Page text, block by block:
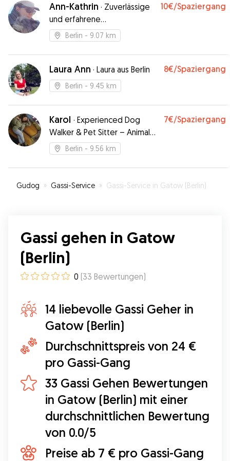
Ann-Kathrin · Zuverlässige
und erfahrene
Hundeausführerin in Berlin
10€/Spaziergang
Berlin - 9.07 km
Laura Ann · Laura aus Berlin 8€/Spaziergang
Berlin - 9.45 km
Karol · Experienced Dog
Walker & Pet Sitter – Animal
Lover 🐾
7€/Spaziergang
Berlin - 9.56 km
Gudog » Gassi-Service » Gassi-Service in Gatow (Berlin)
Gassi gehen in Gatow
(Berlin)
0 (33 Bewertungen)
14 liebevolle Gassi Geher in
Gatow (Berlin)
Durchschnittspreis von 24 €
pro Gassi-Gang
33 Gassi Gehen Bewertungen
in Gatow (Berlin) mit einer
durchschnittlichen Bewertung
von 0.0/5
Preise ab 7 € pro Gassi-Gang